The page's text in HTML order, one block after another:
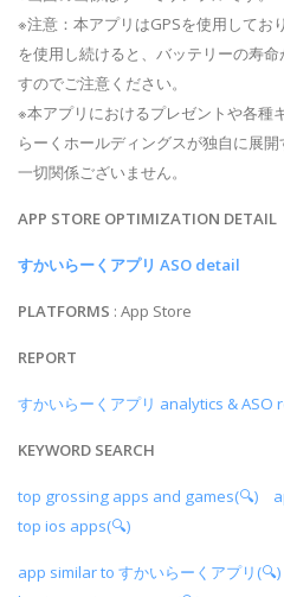
※注意：本アプリはGPSを使用してお
を使用し続けると、バッテリーの寿
すのでご注意ください。
※本アプリにおけるプレゼントや各種
らーくホールディングスが独自に展
一切関係ございません。
APP STORE OPTIMIZATION DETAIL
すかいらーくアプリ ASO detail
PLATFORMS : App Store
REPORT
すかいらーくアプリ analytics & ASO
KEYWORD SEARCH
top grossing apps and games(🔍)
top ios apps(🔍)
app similar to すかいらーくアプリ(🔍)